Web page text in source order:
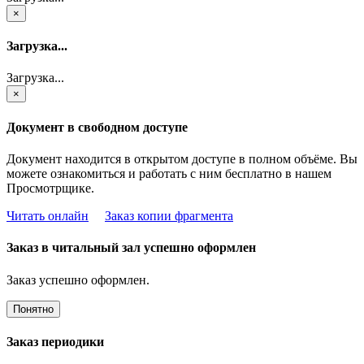
×
Загрузка...
Загрузка...
×
Документ в свободном доступе
Документ находится в открытом доступе в полном объёме. Вы
можете ознакомиться и работать с ним бесплатно в нашем
Просмотрщике.
Читать онлайн
Заказ копии фрагмента
Заказ в читальный зал успешно оформлен
Заказ успешно оформлен.
Понятно
Заказ периодики